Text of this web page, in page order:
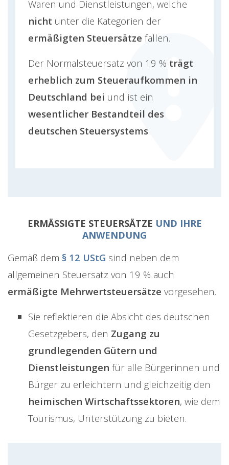
Waren und Dienstleistungen, welche
nicht unter die Kategorien der
ermäßigten Steuersätze fallen.
Der Normalsteuersatz von 19 % trägt
erheblich zum Steueraufkommen in
Deutschland bei und ist ein
wesentlicher Bestandteil des
deutschen Steuersystems.
ERMÄSSIGTE STEUERSÄTZE
UND IHRE
ANWENDUNG
Gemäß dem § 12 UStG sind neben dem
allgemeinen Steuersatz von 19 % auch
ermäßigte Mehrwertsteuersätze vorgesehen.
Sie reflektieren die Absicht des deutschen
Gesetzgebers, den Zugang zu
grundlegenden Gütern und
Dienstleistungen für alle Bürgerinnen und
Bürger zu erleichtern und gleichzeitig den
heimischen Wirtschaftssektoren, wie dem
Tourismus, Unterstützung zu bieten.